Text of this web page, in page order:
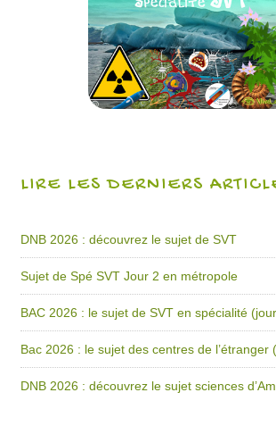
LIRE LES DERNIERS
DNB 2026 : découvrez le sujet de SVT
Sujet de Spé SVT Jour 2 en métropole
BAC 2026 : le sujet de SVT en spécialité
Bac 2026 : le sujet des centres de l’étranger
DNB 2026 : découvrez le sujet sciences